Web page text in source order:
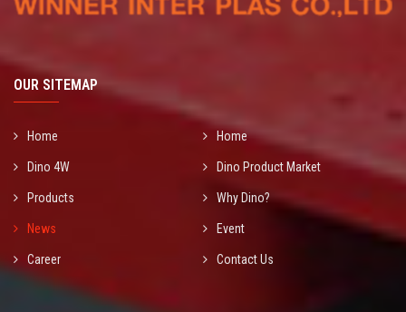
OUR SITEMAP
Home Home
Dino 4W Dino Product Market
Products Why Dino?
News Event
Career Contact Us